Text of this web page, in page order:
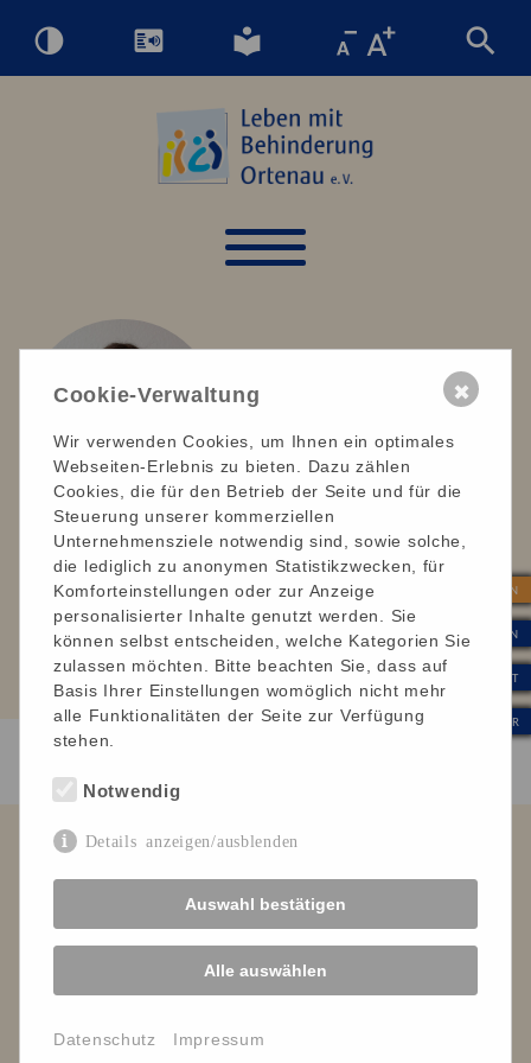
Nicole, arbeitet als Hausleitung:
„Es ist unglaublich, was wir mit unseren
Bewohnerinnen und Bewohnern alles machen. Das ist
viel mehr als ‚nur‘ Arbeit. Das ist Wertschätzung,
soziale und gesellschaftliche Teilhabe, gelebte
Inklusion.“
| SPENDEN
| INTERN
| KONTAKT
| WERTE & KULTUR
Leben mit Behinderung Ortenau e. V.
Verein für Menschen mit
Körper- und Mehrfachbehinderung
Cookie-Verwaltung
Wir verwenden Cookies, um Ihnen ein optimales
Webseiten-Erlebnis zu bieten. Dazu zählen
Cookies, die für den Betrieb der Seite und für die
Steuerung unserer kommerziellen
Unternehmensziele notwendig sind, sowie solche,
die lediglich zu anonymen Statistikzwecken, für
Komforteinstellungen oder zur Anzeige
personalisierter Inhalte genutzt werden. Sie
können selbst entscheiden, welche Kategorien Sie
zulassen möchten. Bitte beachten Sie, dass auf
Basis Ihrer Einstellungen womöglich nicht mehr
alle Funktionalitäten der Seite zur Verfügung
stehen.
Notwendig
Details anzeigen/ausblenden
Auswahl bestätigen
Alle auswählen
Datenschutz Impressum
✖